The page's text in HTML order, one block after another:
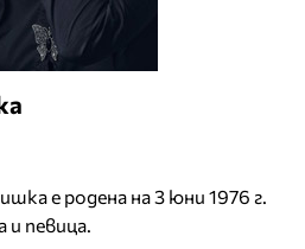
е родена на 3 юни 1976 г.
и певица.